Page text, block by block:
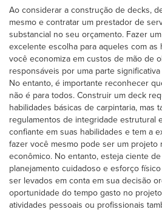
Ao considerar a construção de decks,
mesmo e contratar um prestador de
substancial no seu orçamento. Fazer
excelente escolha para aqueles com as
você economiza em custos de mão de
responsáveis por uma parte
No entanto, é importante reconhecer
não é para todos. Construir um deck
habilidades básicas de carpintaria, mas
regulamentos de integridade estrutural
confiante em suas habilidades e tem a
fazer você mesmo pode ser um projeto
econômico. No entanto, esteja ciente
planejamento cuidadoso e esforço
ser levados em conta em sua decisão
oportunidade do tempo gasto no
atividades pessoais ou profissionais